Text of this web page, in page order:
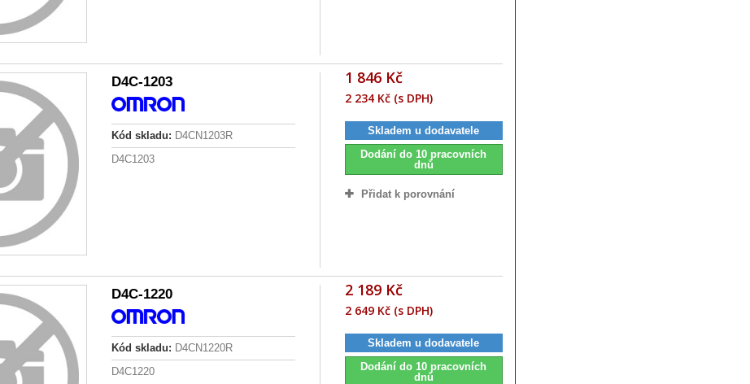
D4C-1203
Kód skladu: D4CN1203R
D4C1203
1 846 Kč
2 234 Kč (s DPH)
Skladem u dodavatele
Dodání do 10 pracovních
dnů
Přidat k porovnání
D4C-1220
Kód skladu: D4CN1220R
D4C1220
2 189 Kč
2 649 Kč (s DPH)
Skladem u dodavatele
Dodání do 10 pracovních
dnů